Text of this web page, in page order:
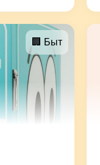
🏢 Быт